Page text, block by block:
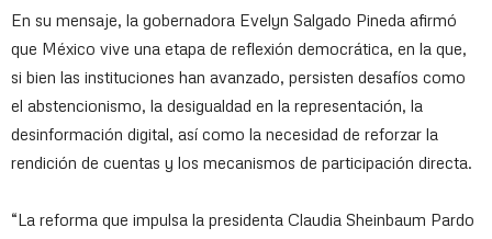
En su mensaje, la gobernadora Evelyn Salgado Pineda afirmó
que México vive una etapa de reflexión democrática, en la que,
si bien las instituciones han avanzado, persisten desafíos como
el abstencionismo, la desigualdad en la representación, la
desinformación digital, así como la necesidad de reforzar la
rendición de cuentas y los mecanismos de participación directa.
“La reforma que impulsa la presidenta Claudia Sheinbaum Pardo